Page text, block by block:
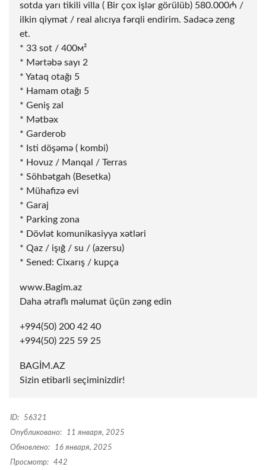
sotda yarı tikili villa ( Bir çox işlər görülüb) 580.000₼ /
ilkin qiymət / real alıcıya fərqli endirim. Sadəcə zeng
et.
* 33 sot / 400м²
* Mərtəbə sayı 2
* Yataq otağı 5
* Hamam otağı 5
* Geniş zal
* Mətbəx
* Garderob
* Isti döşəmə ( kombi)
* Hovuz / Manqal / Terras
* Söhbətgah (Besetka)
* Mühafizə evi
* Garaj
* Parking zona
* Dövlət komunikasiyya xətləri
* Qaz / işığ / su / (azersu)
* Sened: Cixarış / kupça
www.Bagim.az
Daha ətraflı məlumat üçün zəng edin
+994(50) 200 42 40
+994(50) 225 59 25
BAGİM.AZ
Sizin etibarli seçiminizdir!
ID:
56321
Опубликовано:
11 января, 2025
Обновлено:
16 января, 2025
Просмотр:
442